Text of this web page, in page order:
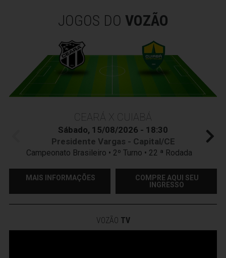
JOGOS DO VOZÃO
CEARÁ X CUIABÁ
Sábado, 15/08/2026 - 18:30
Presidente Vargas - Capital/CE
Campeonato Brasileiro • 2º Turno • 22 ª Rodada
MAIS INFORMAÇÕES
COMPRE AQUI SEU
INGRESSO
VOZÃO TV